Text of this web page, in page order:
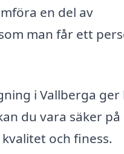
en del av
man får ett
i Vallberga ger
du vara säker
och finess.